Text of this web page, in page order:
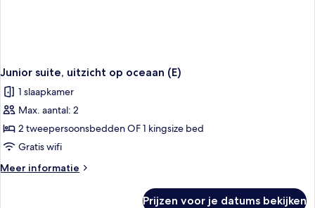
Junior suite, uitzicht op oceaan (E)
1 slaapkamer
Max. aantal: 2
2 tweepersoonsbedden OF 1 kingsize bed
Gratis wifi
Meer informatie
Meer
Prijzen voor je datums bekijken